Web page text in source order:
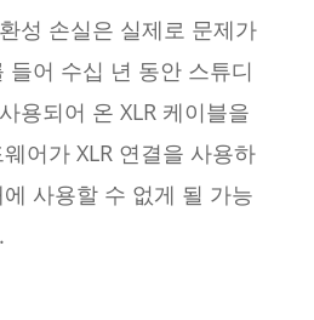
성 손실은 실제로 문제가
들어 수십 년 동안 스튜디
용되어 온 XLR 케이블을
어가 XLR 연결을 사용하
사용할 수 없게 될 가능